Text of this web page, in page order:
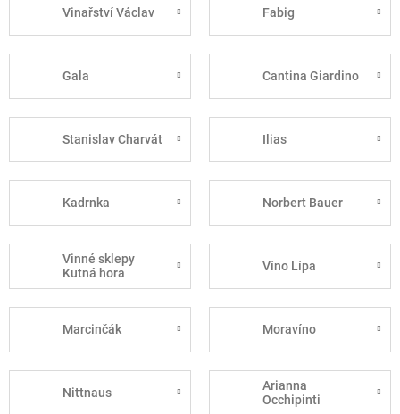
Vinařství Václav Fabig
Gala Cantina Giardino
Stanislav Charvát Ilias
Kadrnka Norbert Bauer
Vinné sklepy
Kutná hora
Víno Lípa
Marcinčák Moravíno
Nittnaus
Arianna
Occhipinti